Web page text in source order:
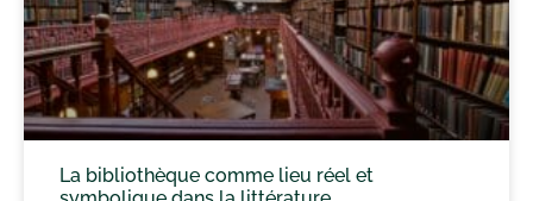
La bibliothèque comme lieu réel et